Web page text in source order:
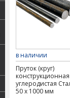
в наличии
Пруток (круг)
конструкционная
углеродистая
50 х 1000 мм